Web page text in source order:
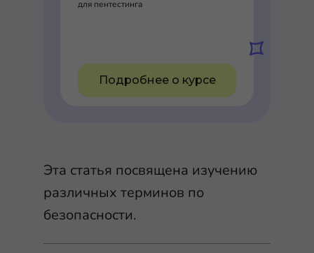
для пентестинга
Подробнее о курсе
Эта статья посвящена изучению
различных терминов по
безопасности.